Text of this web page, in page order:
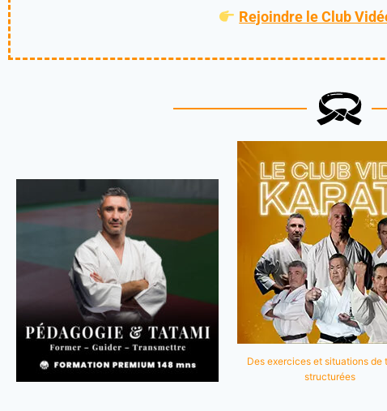
Rejoindre le Club
Des exercices et situations de
structurées